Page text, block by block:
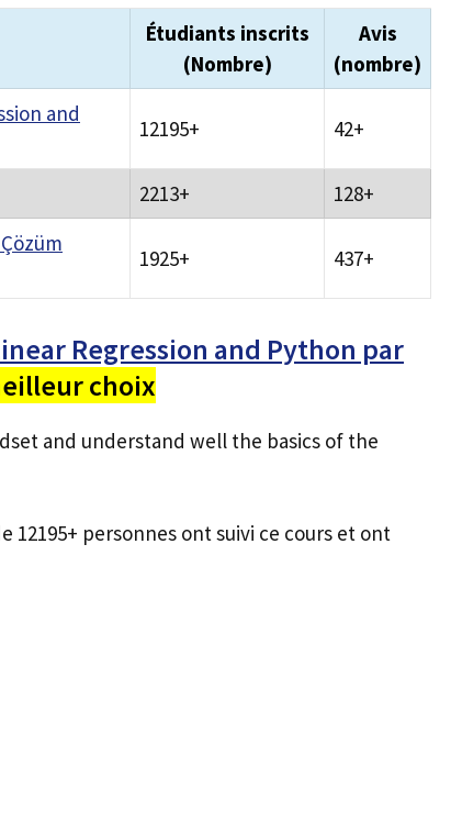
Étudiants inscrits
(Nombre)
Avis
(nombre)
and
12195+ 42+
2213+
128+
1925+ 437+
Regression and Python par
choix
and understand well the basics of the
12195+ personnes ont suivi ce cours et ont